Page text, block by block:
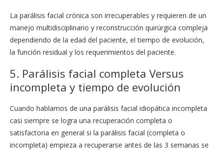
La parálisis facial crónica son irrecuperables y requieren de un
manejo multidisciplinario y reconstrucción quirúrgica compleja
dependiendo de la edad del paciente, el tiempo de evolución,
la función residual y los requerimientos del paciente.
5. Parálisis facial completa Versus
incompleta y tiempo de evolución
Cuando hablamos de una parálisis facial idiopática incompleta
casi siempre se logra una recuperación completa o
satisfactoria en general si la parálisis facial (completa o
incompleta) empieza a recuperarse antes de las 3 semanas se